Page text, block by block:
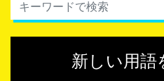
新しい用語